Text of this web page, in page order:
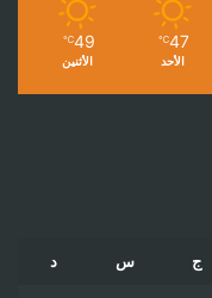
47
℃
الأحد
49
℃
الأثنين
ج س د